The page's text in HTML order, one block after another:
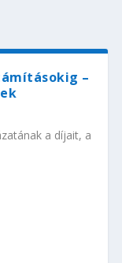
–
a díjait, a